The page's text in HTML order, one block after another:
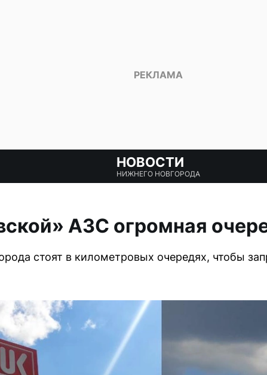
НОВОСТИ
НИЖНЕГО НОВГОРОДА
АЗС огромная
стоят в километровых очередях, чтобы